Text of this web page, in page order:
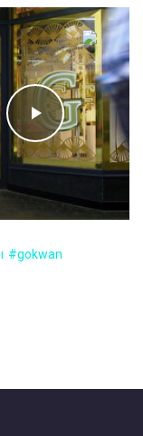
Videoyu
Oynat
#gokwan